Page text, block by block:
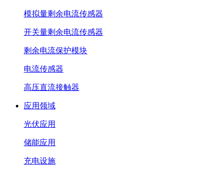
模拟量剩余电流传感器
开关量剩余电流传感器
剩余电流保护模块
电流传感器
高压直流接触器
应用领域
光伏应用
储能应用
充电设施